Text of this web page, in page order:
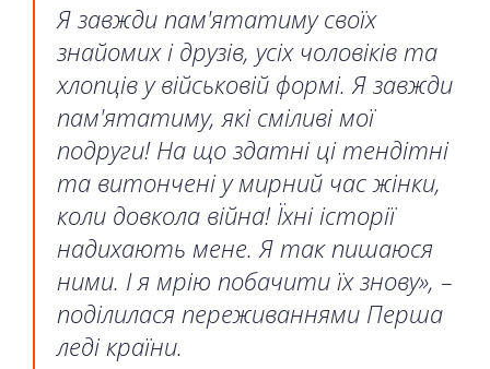
Я завжди пам'ятатиму своїх
знайомих і друзів, усіх чоловіків та
хлопців у військовій формі. Я завжди
пам'ятатиму, які сміливі мої
подруги! На що здатні ці тендітні
та витончені у мирний час жінки,
коли довкола війна! Їхні історії
надихають мене. Я так пишаюся
ними. І я мрію побачити їх знову», –
поділилася переживаннями Перша
леді країни.